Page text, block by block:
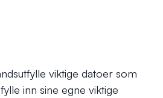
viktige datoer som
inn sine egne viktige